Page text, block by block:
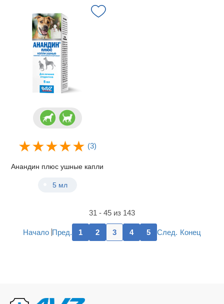
(3)
Анандин плюс ушные капли
5 мл
31 - 45 из 143
Начало Пред. 1 2 3 4 5 След. Конец